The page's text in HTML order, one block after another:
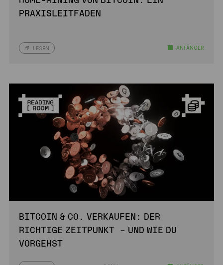
PRAXISLEITFADEN
LESEN ANFÄNGER
BITCOIN & CO. VERKAUFEN: DER
RICHTIGE ZEITPUNKT – UND WIE DU
VORGEHST